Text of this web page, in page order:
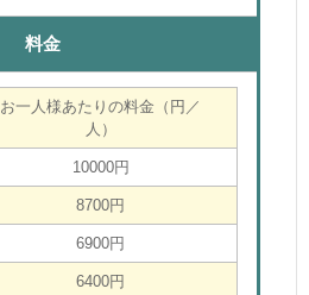
料金
お一人様あたりの料金（円／
人）
10000円
8700円
6900円
6400円